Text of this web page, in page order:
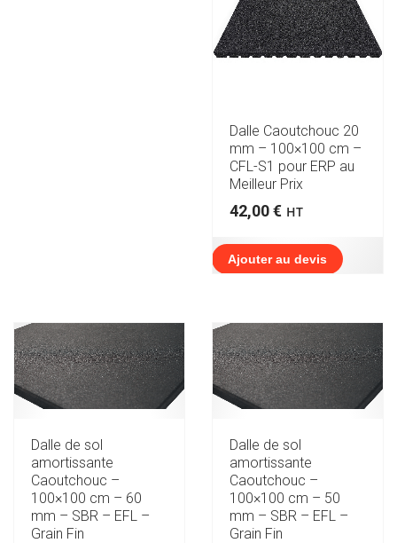
Dalle Caoutchouc 20
mm – 100×100 cm –
CFL-S1 pour ERP au
Meilleur Prix
42,00€ HT
Ajouter au devis
Dalle de sol
amortissante
Caoutchouc –
100×100 cm – 60
mm – SBR – EFL –
Grain Fin
Dalle de sol
amortissante
Caoutchouc –
100×100 cm – 50
mm – SBR – EFL –
Grain Fin